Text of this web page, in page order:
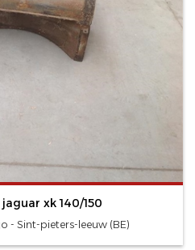
xk 140/150
- Sint-pieters-leeuw (BE)